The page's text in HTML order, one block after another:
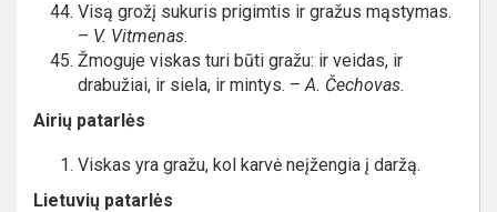
Visą grožį sukuris prigimtis ir gražus mąstymas.
– V. Vitmenas.
Žmoguje viskas turi būti gražu: ir veidas, ir
drabužiai, ir siela, ir mintys. –A. Čechovas.
Airių patarlės
Viskas yra gražu, kol karvė neįžengia į daržą.
Lietuvių patarlės